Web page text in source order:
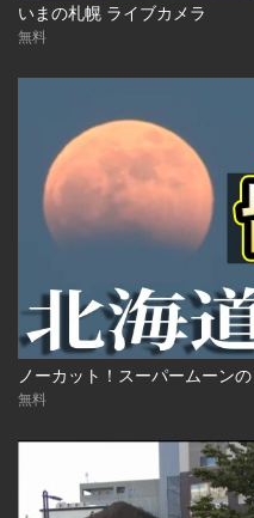
いまの札幌 ライブカメラ
無料
無料